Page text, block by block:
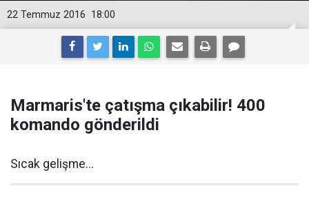
18:00
22 Temmuz 2016
Marmaris'te çatışma çıkabilir! 400
komando gönderildi
Sıcak gelişme...